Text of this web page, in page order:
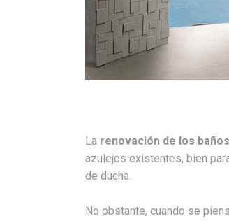
La renovación de los baños
azulejos existentes, bien
de ducha.
No obstante, cuando se